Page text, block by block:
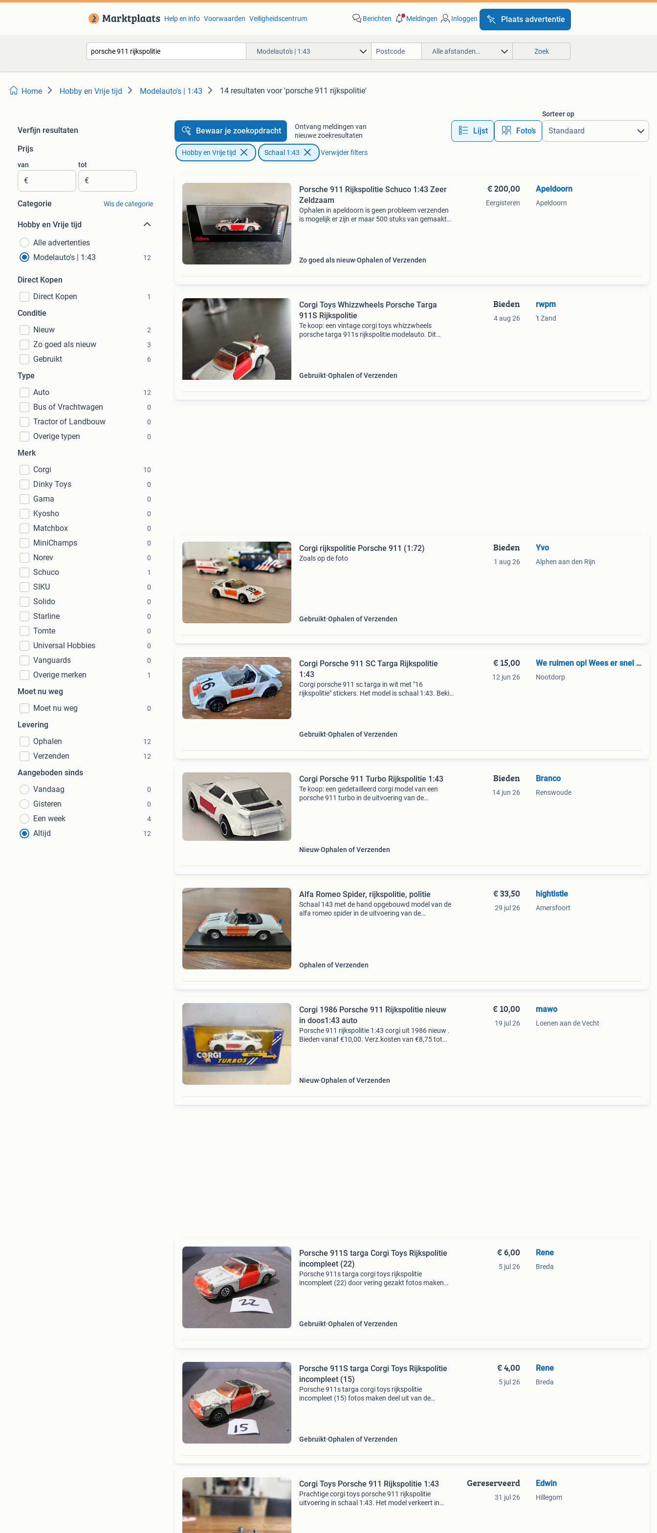
Help en info Voorwaarden Veiligheidscentrum Berichten Meldingen Inloggen Plaats advertentie
Modelauto's | 1:43 Alle afstanden… Zoek
Home Hobby en Vrije tijd Modelauto's | 1:43 14 resultaten voor 'porsche 911 rijkspolitie'
Verfijn resultaten
Prijs
van
€
tot
€
Categorie Wis de categorie
Hobby en Vrije tijd
Alle advertenties
Modelauto's | 1:43
12
Direct Kopen
Direct Kopen
1
Conditie
Nieuw
2
Zo goed als nieuw 3
Gebruikt 6
Type
Auto
12
Bus of Vrachtwagen 0
Tractor of Landbouw 0
Overige typen 0
Merk
Corgi
10
Dinky Toys 0
Gama 0
Kyosho 0
Matchbox 0
MiniChamps 0
Norev 0
Schuco 1
SIKU 0
Solido 0
Starline 0
Tomte 0
Universal Hobbies 0
Vanguards 0
Overige merken 1
Moet nu weg
Moet nu weg
0
Levering
Ophalen
12
Verzenden 12
Aangeboden sinds
Vandaag
0
Gisteren 0
Een week 4
Altijd 12
Bewaar je zoekopdracht
Ontvang meldingen van
nieuwe zoekresultaten
Lijst Foto’s
Sorteer op
Hobby en Vrije tijd Schaal 1:43 Verwijder filters
Porsche 911 Rijkspolitie Schuco 1:43 Zeer
Zeldzaam
Ophalen in apeldoorn is geen probleem verzenden
is mogelijk er zijn er maar 500 stuks van gemaakt
Zo goed als nieuw Ophalen of Verzenden
€ 200,00
Eergisteren
Apeldoorn
Apeldoorn
Corgi Toys Whizzwheels Porsche Targa
911S Rijkspolitie
Te koop: een vintage corgi toys whizzwheels
porsche targa 911s rijkspolitie modelauto. Dit
Gebruikt Ophalen of Verzenden
Bieden
4 aug 26
rwpm
't Zand
Corgi rijkspolitie Porsche 911 (1:72)
Zoals op de foto
Gebruikt Ophalen of Verzenden
Bieden
1 aug 26
Yvo
Alphen aan den Rijn
Corgi Porsche 911 SC Targa Rijkspolitie
1:43
Corgi porsche 911 sc targa in wit met "16
rijkspolitie" stickers. Het model is schaal 1:43. Bekijk
Gebruikt Ophalen of Verzenden
€ 15,00
12 jun 26
We ruimen op! Wees er snel bij
Nootdorp
Corgi Porsche 911 Turbo Rijkspolitie 1:43
Te koop: een gedetailleerd corgi model van een
porsche 911 turbo in de uitvoering van de
Nieuw Ophalen of Verzenden
Bieden
14 jun 26
Branco
Renswoude
Alfa Romeo Spider, rijkspolitie, politie
Schaal 143 met de hand opgebouwd model van de
alfa romeo spider in de uitvoering van de
Ophalen of Verzenden
€ 33,50
29 jul 26
hightistle
Amersfoort
Corgi 1986 Porsche 911 Rijkspolitie nieuw
in doos1:43 auto
Porsche 911 rijkspolitie 1:43 corgi uit 1986 nieuw .
Bieden vanaf €10,00. Verz.kosten van €8,75 tot
Nieuw Ophalen of Verzenden
€ 10,00
19 jul 26
mawo
Loenen aan de Vecht
Porsche 911S targa Corgi Toys Rijkspolitie
incompleet (22)
Porsche 911s targa corgi toys rijkspolitie
incompleet (22) door vering gezakt fotos maken
Gebruikt Ophalen of Verzenden
€ 6,00
5 jul 26
Rene
Breda
Porsche 911S targa Corgi Toys Rijkspolitie
incompleet (15)
Porsche 911s targa corgi toys rijkspolitie
incompleet (15) fotos maken deel uit van de
Gebruikt Ophalen of Verzenden
€ 4,00
5 jul 26
Rene
Breda
Corgi Toys Porsche 911 Rijkspolitie 1:43
Prachtige corgi toys porsche 911 rijkspolitie
uitvoering in schaal 1:43. Het model verkeert in
Gereserveerd
31 jul 26
Edwin
Hillegom